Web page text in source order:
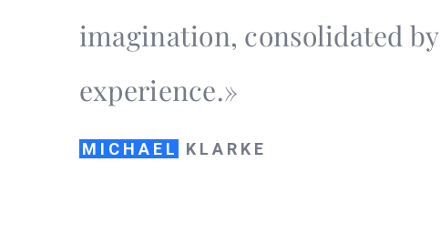
imagination, consolidated by
experience.»
MICHAEL KLARKE